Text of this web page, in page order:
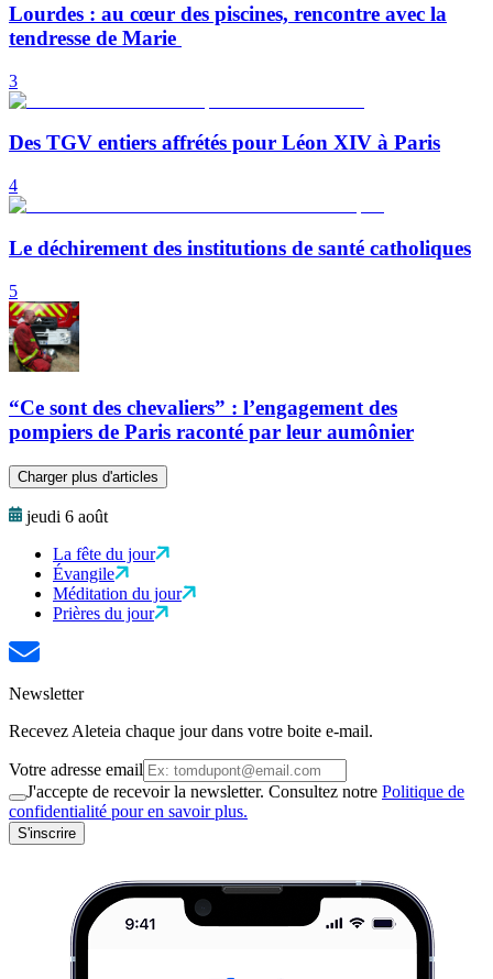
Lourdes : au cœur des piscines, rencontre avec la
tendresse de Marie
3
Des TGV entiers affrétés pour Léon XIV à Paris
4
Le déchirement des institutions de santé catholiques
5
“Ce sont des chevaliers” : l’engagement des
pompiers de Paris raconté par leur aumônier
Charger plus d'articles
jeudi 6 août
La fête du jour
Évangile
Méditation du jour
Prières du jour
Newsletter
Recevez Aleteia chaque jour dans votre boite e-mail.
Votre adresse email
J'accepte de recevoir la newsletter. Consultez notre Politique de
confidentialité pour en savoir plus.
S'inscrire